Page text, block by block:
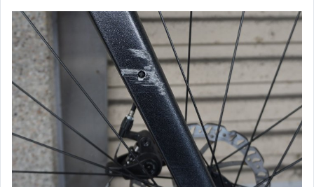
【二手/中古】其它鏡頭系列
【二手/中古】電玩主機
【二手/中古】3C產品
【二手/中古】精品
【二手/中古】精品鋼筆/原子筆
【二手/中古】耳機